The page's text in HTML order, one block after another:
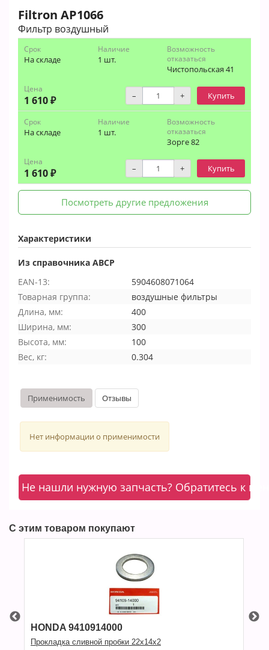
Filtron AP1066
Фильтр воздушный
Срок
На складе
Наличие
1 шт.
Возможность
отказаться
Чистопольская 41
Цена
1 610 ₽ – + Купить
Срок
На складе
Наличие
1 шт.
Возможность
отказаться
Зорге 82
Цена
1 610 ₽ – + Купить
Посмотреть другие предложения
Характеристики
Из справочника ABCP
EAN-13:
5904608071064
Товарная группа:
воздушные фильтры
Длина, мм:
400
Ширина, мм:
300
Высота, мм:
100
Вес, кг:
0.304
Применимость Отзывы
Нет информации о применимости
Не нашли нужную запчасть? Обратитесь к
С этим товаром покупают
пробки 22x14x2